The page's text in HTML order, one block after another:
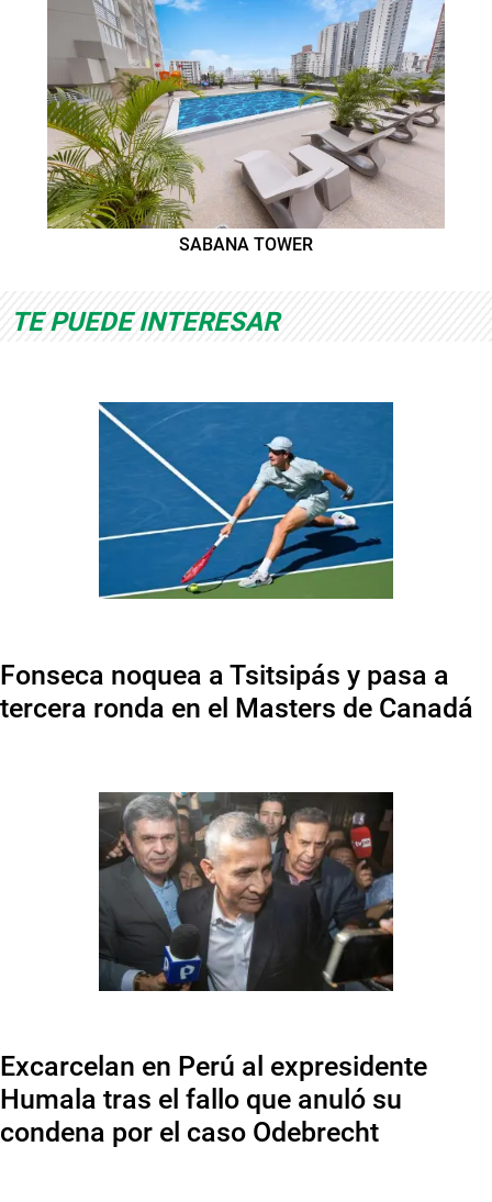
SABANA TOWER
TE PUEDE INTERESAR
Fonseca noquea a Tsitsipás y pasa a
tercera ronda en el Masters de Canadá
Excarcelan en Perú al expresidente
Humala tras el fallo que anuló su
condena por el caso Odebrecht